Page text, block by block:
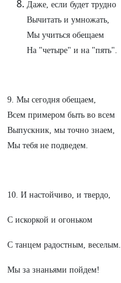
Даже, если будет трудно
Вычитать и умножать,
Мы учиться обещаем
На "четыре" и на "пять".
9. Мы сегодня обещаем,
Всем примером быть во всем
Выпускник, мы точно знаем,
Мы тебя не подведем.
10. И настойчиво, и твердо,
С искоркой и огоньком
С танцем радостным, веселым.
Мы за знаньями пойдем!